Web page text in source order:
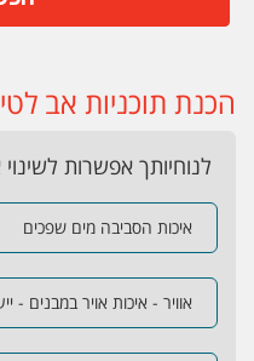
הכנת תוכניות אב
לנוחיותך אפשרות
איכות הסביבה מים שפכים
אוויר - איכות אויר במבנים -